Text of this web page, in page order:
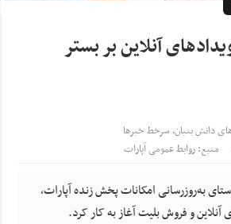
آنلاین بر بستر
دانش بنیان,سرخط خبرها
منبع: روابط عمومی آپارات
به‌روزرسانی امکانات پخش زنده آپارات،
و فروش بلیت آغاز به کار کرد.